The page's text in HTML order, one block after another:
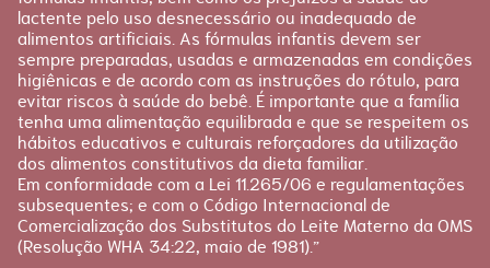
lactente pelo uso desnecessário ou inadequado de
alimentos artificiais. As fórmulas infantis devem ser
sempre preparadas, usadas e armazenadas em condições
higiênicas e de acordo com as instruções do rótulo, para
evitar riscos à saúde do bebê. É importante que a família
tenha uma alimentação equilibrada e que se respeitem os
hábitos educativos e culturais reforçadores da utilização
dos alimentos constitutivos da dieta familiar.
Em conformidade com a Lei 11.265/06 e regulamentações
subsequentes; e com o Código Internacional de
Comercialização dos Substitutos do Leite Materno da OMS
(Resolução WHA 34:22, maio de 1981).”